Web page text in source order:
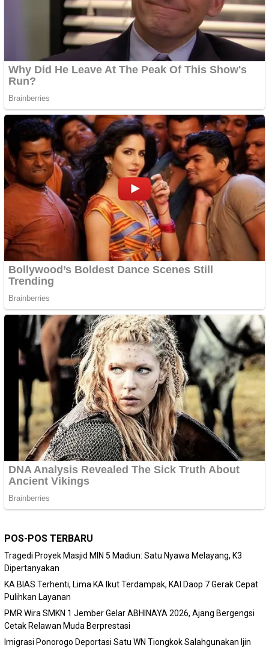
POS-POS TERBARU
Tragedi Proyek Masjid MIN 5 Madiun: Satu Nyawa Melayang, K3
Dipertanyakan
KA BIAS Terhenti, Lima KA Ikut Terdampak, KAI Daop 7 Gerak Cepat
Pulihkan Layanan
PMR Wira SMKN 1 Jember Gelar ABHINAYA 2026, Ajang Bergengsi
Cetak Relawan Muda Berprestasi
Imigrasi Ponorogo Deportasi Satu WN Tiongkok Salahgunakan Ijin